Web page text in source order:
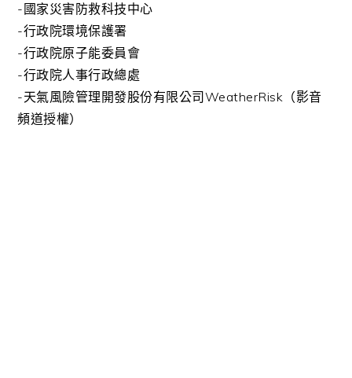
-國家災害防救科技中心
-行政院環境保護署
-行政院原子能委員會
-行政院人事行政總處
-天氣風險管理開發股份有限公司WeatherRisk（影音
頻道授權）